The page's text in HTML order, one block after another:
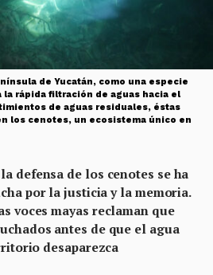
de Yucatán, como una especie
rápida filtración de aguas hacia el
de aguas residuales, éstas
los cenotes, un ecosistema único en
defensa de los cenotes se ha
por la justicia y la memoria.
voces mayas reclaman que
antes de que el agua
desaparezca